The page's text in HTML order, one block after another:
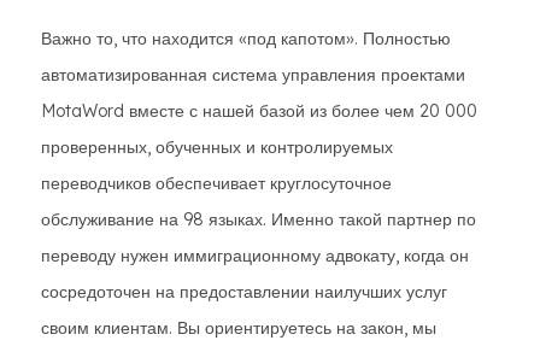
Важно то, что находится «под капотом». Полностью
автоматизированная система управления проектами
MotaWord вместе с нашей базой из более чем 20 000
проверенных, обученных и контролируемых
переводчиков обеспечивает круглосуточное
обслуживание на 98 языках. Именно такой партнер по
переводу нужен иммиграционному адвокату, когда он
сосредоточен на предоставлении наилучших услуг
своим клиентам. Вы ориентируетесь на закон, мы